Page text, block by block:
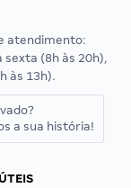
atendimento:
sexta (8h às 20h),
às 13h).
a sua história!